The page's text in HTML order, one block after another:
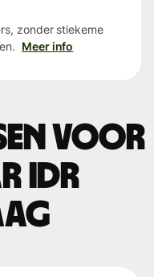
zonder stiekeme
Meer info
voor
IDR